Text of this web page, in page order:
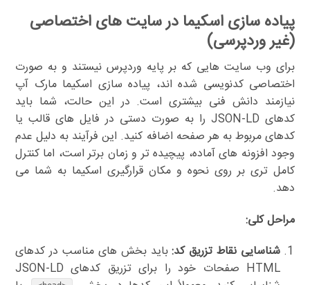
پیاده سازی اسکیما در سایت های اختصاصی
(غیر وردپرسی)
برای وب سایت هایی که بر پایه وردپرس نیستند و به صورت
اختصاصی کدنویسی شده اند، پیاده سازی اسکیما مارک آپ
نیازمند دانش فنی بیشتری است. در این حالت، شما باید
کدهای JSON-LD را به صورت دستی در فایل های قالب یا
کدهای مربوط به هر صفحه اضافه کنید. این فرآیند به دلیل عدم
وجود افزونه های آماده، پیچیده تر و زمان برتر است، اما کنترل
کامل تری بر روی نحوه و مکان قرارگیری اسکیما به شما می
دهد.
مراحل کلی:
شناسایی نقاط تزریق کد:باید بخش های مناسب در کدهای
HTML صفحات خود را برای تزریق کدهای JSON-LD